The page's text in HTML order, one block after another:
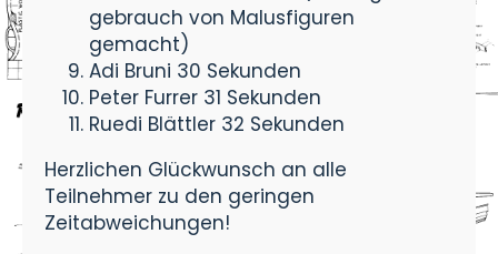
gebrauch von Malusfiguren
gemacht)
Adi Bruni 30 Sekunden
Peter Furrer 31 Sekunden
Ruedi Blättler 32 Sekunden
Herzlichen Glückwunsch an alle
Teilnehmer zu den geringen
Zeitabweichungen!